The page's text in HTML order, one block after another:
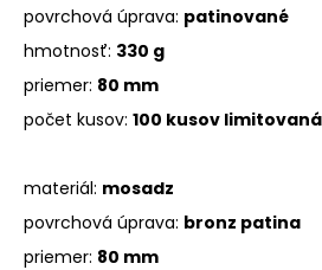
povrchová úprava: patinované
hmotnosť: 330 g
priemer: 80 mm
počet kusov: 100 kusov
materiál: mosadz
povrchová úprava: bronz patina
priemer: 80 mm